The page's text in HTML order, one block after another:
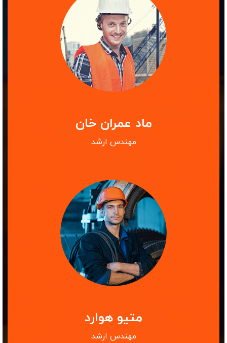
ماد عمران خان
مهندس ارشد
متیو هوارد
مهندس ارشد